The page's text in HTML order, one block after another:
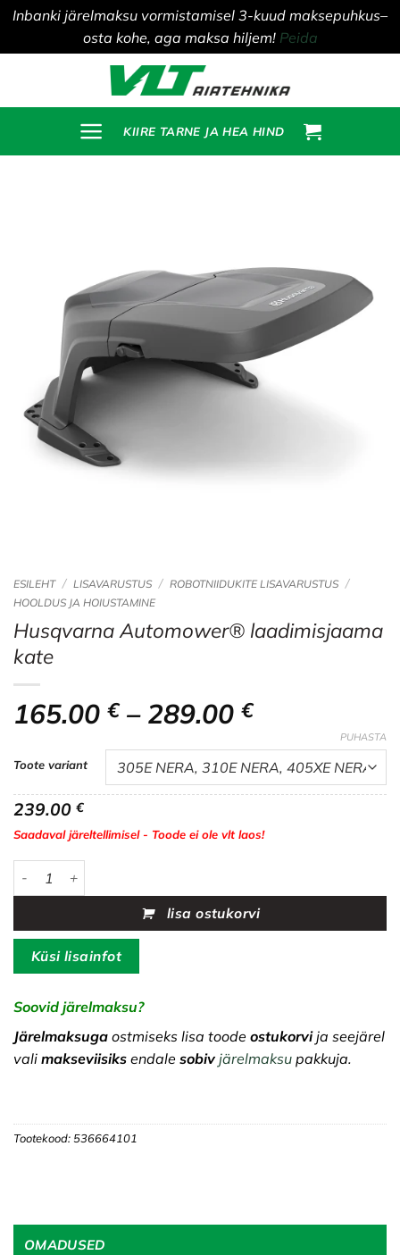
Inbanki järelmaksu vormistamisel 3-kuud maksepuhkus–
osta kohe, aga maksa hiljem! Peida
content
KIIRE TARNE JA HEA HIND
ESILEHT / LISAVARUSTUS / ROBOTNIIDUKITE LISAVARUSTUS /
HOOLDUS JA HOIUSTAMINE
Husqvarna Automower® laadimisjaama
kate
165.00 € – 289.00 €
165.00 €
kuni
289.00 €
Toote variant
PUHASTA
239.00 €
Saadaval järeltellimisel - Toode ei ole vlt laos!
Husqvarna Automower® laadimisjaama kate kogus
lisa ostukorvi
Küsi lisainfot
Soovid järelmaksu?
Järelmaksuga ostmiseks lisa toode ostukorvija seejärel
vali makseviisiks endale sobiv järelmaksu pakkuja.
Tootekood: 536664101
OMADUSED